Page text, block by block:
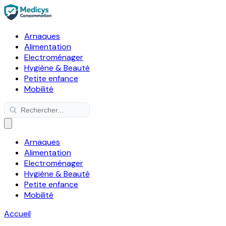
Arnaques
Alimentation
Electroménager
Hygiène & Beauté
Petite enfance
Mobilité
Arnaques
Alimentation
Electroménager
Hygiène & Beauté
Petite enfance
Mobilité
Accueil